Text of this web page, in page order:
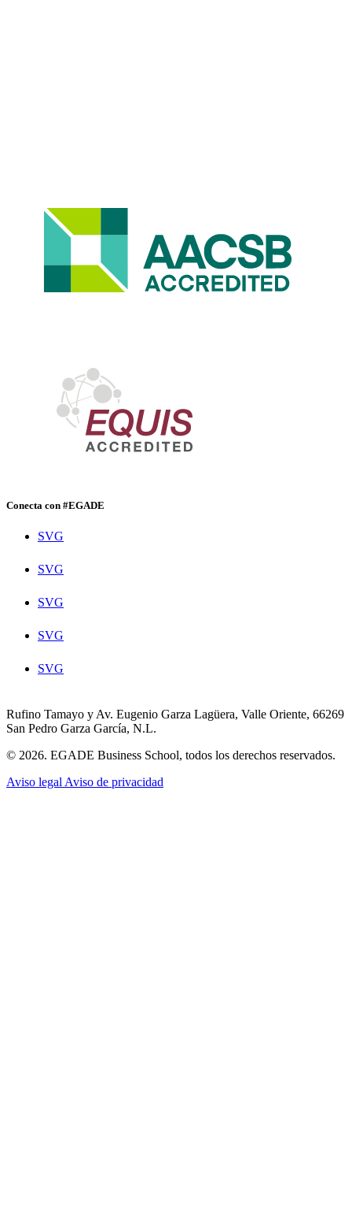
Conecta con #EGADE
SVG
SVG
SVG
SVG
SVG
Rufino Tamayo y Av. Eugenio Garza Lagüera, Valle Oriente, 66269
San Pedro Garza García, N.L.
© 2026. EGADE Business School, todos los derechos reservados.
Aviso legal Aviso de privacidad